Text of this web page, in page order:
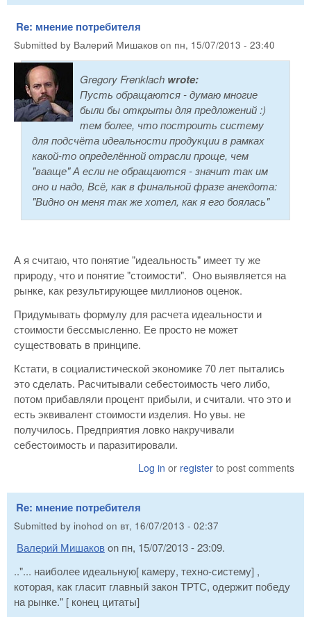
Re: мнение потребителя
Submitted by Валерий Мишаков on пн, 15/07/2013 - 23:40
Gregory Frenklach wrote:
Пусть обращаются - думаю многие
были бы открыты для предложений :)
тем более, что построить систему
для подсчёта идеальности продукции в рамках
какой-то определённой отрасли проще, чем
"вааще" А если не обращаются - значит так им
оно и надо, Всё, как в финальной фразе анекдота:
"Видно он меня так же хотел, как я его боялась"
А я считаю, что понятие "идеальность" имеет ту же
природу, что и понятие "стоимости". Оно выявляется на
рынке, как результирующее миллионов оценок.
Придумывать формулу для расчета идеальности и
стоимости бессмысленно. Ее просто не может
существовать в принципе.
Кстати, в социалистической экономике 70 лет пытались
это сделать. Расчитывали себестоимость чего либо,
потом прибавляли процент прибыли, и считали. что это и
есть эквивалент стоимости изделия. Но увы. не
получилось. Предприятия ловко накручивали
себестоимость и паразитировали.
Log in or register to post comments
Re: мнение потребителя
Submitted by inohod on вт, 16/07/2013 - 02:37
Валерий Мишаковon пн, 15/07/2013 - 23:09.
.."... наиболее идеальную[ камеру, техно-систему] ,
которая, как гласит главный закон ТРТС, одержит победу
на рынке." [ конец цитаты]